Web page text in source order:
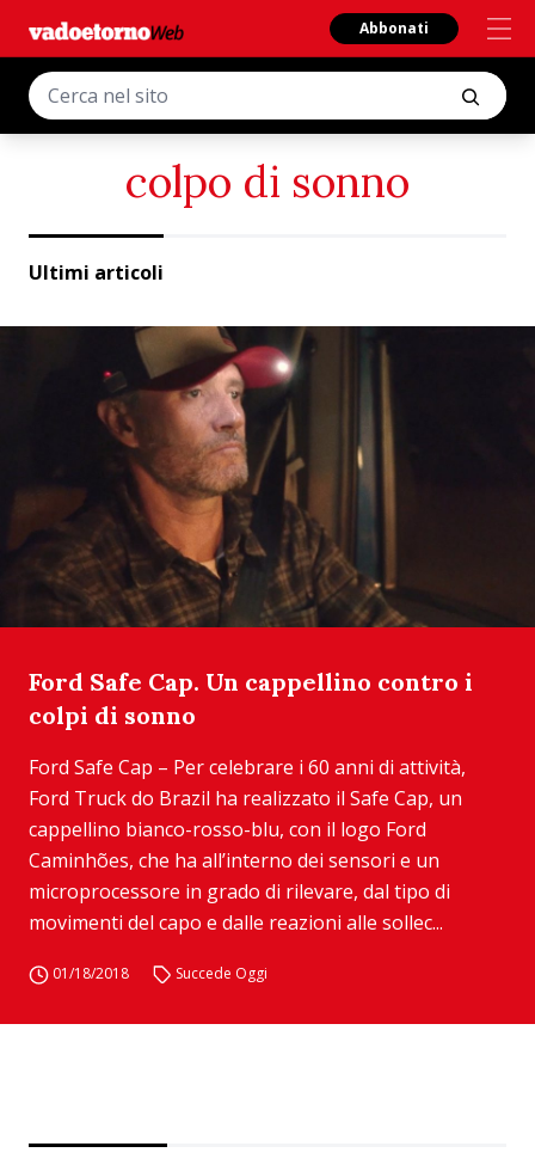
Abbonati
colpo di sonno
Ultimi articoli
Ford Safe Cap. Un cappellino contro i
colpi di sonno
Ford Safe Cap – Per celebrare i 60 anni di attività,
Ford Truck do Brazil ha realizzato il Safe Cap, un
cappellino bianco-rosso-blu, con il logo Ford
Caminhões, che ha all’interno dei sensori e un
microprocessore in grado di rilevare, dal tipo di
movimenti del capo e dalle reazioni alle sollec...
01/18/2018 Succede Oggi